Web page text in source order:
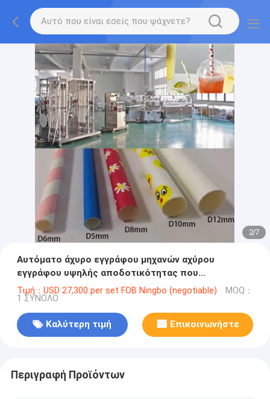
2/7
Αυτόματο άχυρο εγγράφου μηχανών αχύρου
εγγράφου υψηλής αποδοτικότητας που
κατασκευάζει τη μηχανή
Τιμή：USD 27,300 per set FOB Ningbo (negotiable) MOQ：
1 ΣΥΝΟΛΟ
Καλύτερη τιμή Επικοινωνήστε
Περιγραφή Προϊόντων